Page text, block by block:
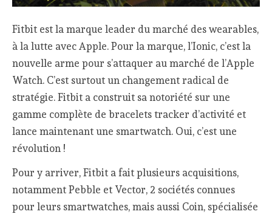
Fitbit est la marque leader du marché des wearables,
à la lutte avec Apple. Pour la marque, l’Ionic, c’est la
nouvelle arme pour s’attaquer au marché de l’Apple
Watch. C’est surtout un changement radical de
stratégie. Fitbit a construit sa notoriété sur une
gamme complète de bracelets tracker d’activité et
lance maintenant une smartwatch. Oui, c’est une
révolution !
Pour y arriver, Fitbit a fait plusieurs acquisitions,
notamment Pebble et Vector, 2 sociétés connues
pour leurs smartwatches, mais aussi Coin, spécialisée